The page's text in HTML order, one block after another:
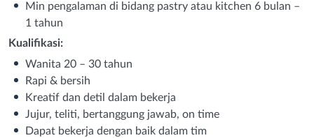
Min pengalaman di bidang pastry atau kitchen 6 bulan –
1 tahun
Kualifikasi:
Wanita 20 – 30 tahun
Rapi & bersih
Kreatif dan detil dalam bekerja
Jujur, teliti, bertanggung jawab, on time
Dapat bekerja dengan baik dalam tim